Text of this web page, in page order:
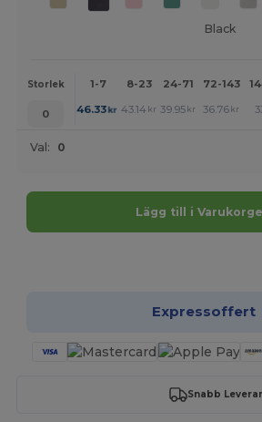
Black
Storlek 1-7 8-23 24-71 72-143
0 46.33kr 43.14 kr 39.95 kr 36.76 kr
Val: 0
Lägg till i
Expressoffert
Snabb